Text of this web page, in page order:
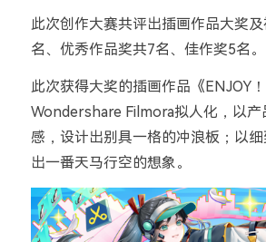
此次创作大赛共评出插画作品大奖
名、优秀作品奖共7名、佳作奖5名。
此次获得大奖的插画作品《 ENJOY
Wondershare Filmora拟人化，以产
感，设计出别具一格的冲浪板；以
出一番天马行空的想象。